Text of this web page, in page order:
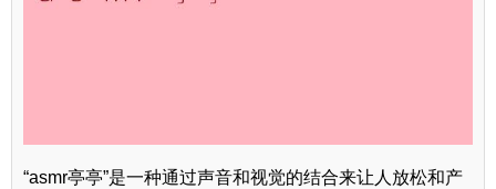
“asmr亭亭”是一种通过声音和视觉的结合来让人放松和产